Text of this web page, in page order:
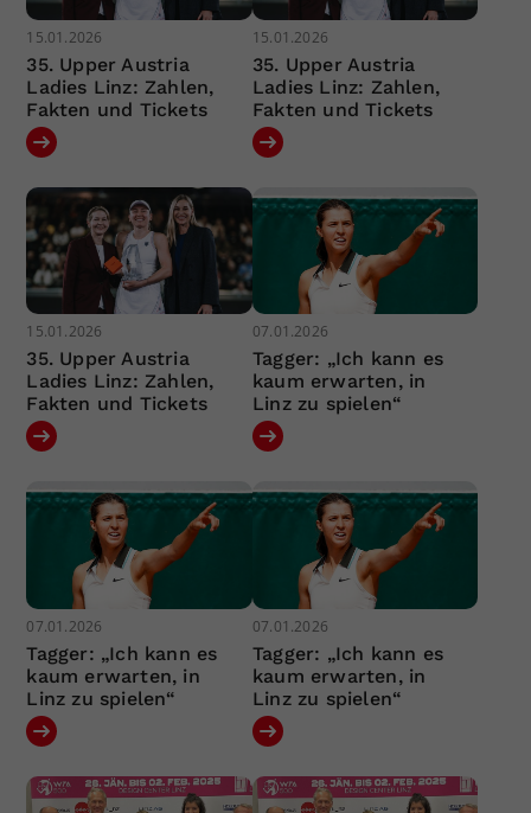
15.01.2026
35. Upper Austria
Ladies Linz: Zahlen,
Fakten und Tickets
15.01.2026
35. Upper Austria
Ladies Linz: Zahlen,
Fakten und Tickets
15.01.2026
35. Upper Austria
Ladies Linz: Zahlen,
Fakten und Tickets
07.01.2026
Tagger: „Ich kann es
kaum erwarten, in
Linz zu spielen“
07.01.2026
Tagger: „Ich kann es
kaum erwarten, in
Linz zu spielen“
07.01.2026
Tagger: „Ich kann es
kaum erwarten, in
Linz zu spielen“